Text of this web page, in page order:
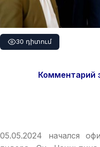
30 դիտում
Комментарий
05.05.2024 начался